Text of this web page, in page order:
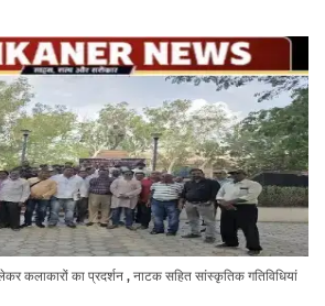
कलाकारों का प्रदर्शन , नाटक सहित सांस्कृतिक गतिविधियां